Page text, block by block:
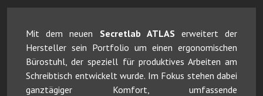
Mit dem neuen Secretlab ATLAS erweitert der
Hersteller sein Portfolio um einen ergonomischen
Bürostuhl, der speziell für produktives Arbeiten am
Schreibtisch entwickelt wurde. Im Fokus stehen dabei
ganztägiger Komfort, umfassende